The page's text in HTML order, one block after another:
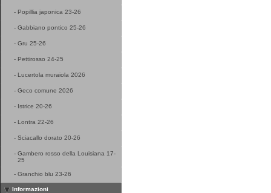
- Popillia japonica 23-26
- Gabbiano pontico 25-26
- Gru 25-26
- Pettirosso 24-25
- Lucertola muraiola 2026
- Geco comune 2026
- Istrice 20-26
- Lontra 22-26
- Sciacallo dorato 20-26
- Gambero rosso della Louisiana 17-
25
- Granchio blu 23-26
Informazioni